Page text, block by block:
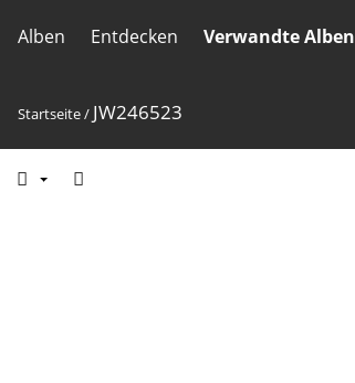
Alben Entdecken Verwandte Alben
Startseite/ JW246523